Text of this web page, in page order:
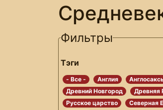
Фильтры
Тэги
- Все - Англия
Древний Новгород
Древняя
Русское царство
Северная